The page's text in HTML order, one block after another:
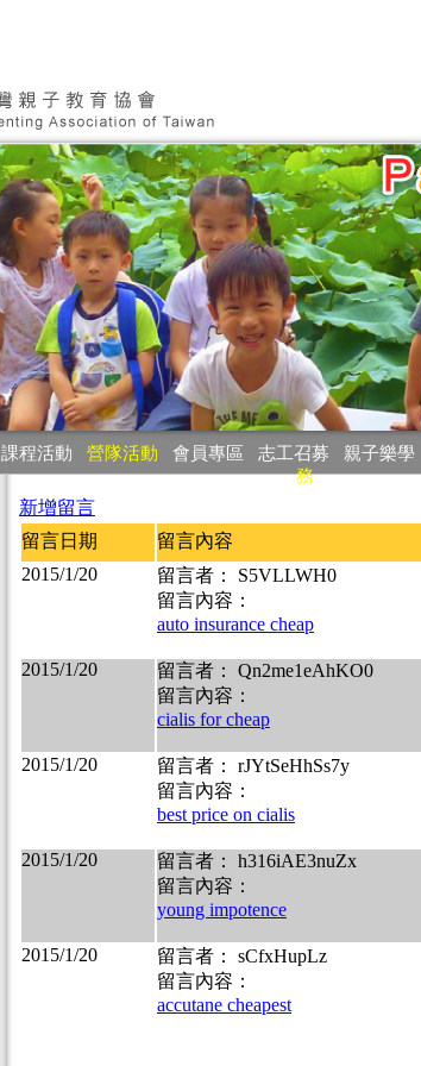
課程活動 營隊活動 會員專區 志工召募 親子樂學
務
新增留言
留言日期
留言內容
2015/1/20
留言者： S5VLLWH0
留言內容：
auto insurance cheap
2015/1/20
留言者： Qn2me1eAhKO0
留言內容：
cialis for cheap
2015/1/20
留言者： rJYtSeHhSs7y
留言內容：
best price on cialis
2015/1/20
留言者： h316iAE3nuZx
留言內容：
young impotence
2015/1/20
留言者： sCfxHupLz
留言內容：
accutane cheapest